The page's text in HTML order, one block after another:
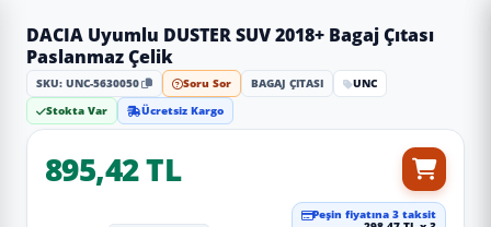
DACIA Uyumlu DUSTER SUV 2018+ Bagaj Çıtası
Paslanmaz Çelik
SKU: UNC-5630050 Soru Sor BAGAJ ÇITASI
UNC
Stokta Var
Ücretsiz Kargo
895,42 TL
Peşin fiyatına 3 taksit